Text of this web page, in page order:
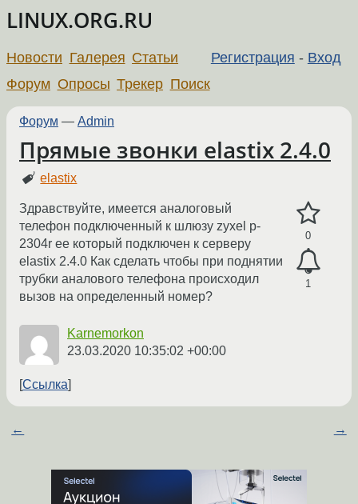
LINUX.ORG.RU
Регистрация - Вход
Новости Галерея Статьи
Форум Опросы Трекер Поиск
Форум — Admin
Прямые звонки elastix 2.4.0
elastix
0
1
Здравствуйте, имеется аналоговый
телефон подключенный к шлюзу zyxel p-
2304r ee который подключен к серверу
elastix 2.4.0 Как сделать чтобы при поднятии
трубки аналового телефона происходил
вызов на определенный номер?
Karnemorkon
23.03.2020 10:35:02 +00:00
Ссылка
← →